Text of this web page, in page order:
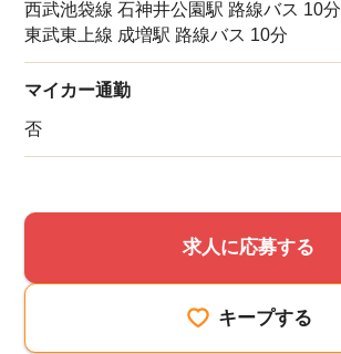
西武池袋線 石神井公園駅 路線バス 10分
東武東上線 成増駅 路線バス 10分
マイカー通勤
否
求人に応募する
キープする
該当件数
9,874 他の条件を選択